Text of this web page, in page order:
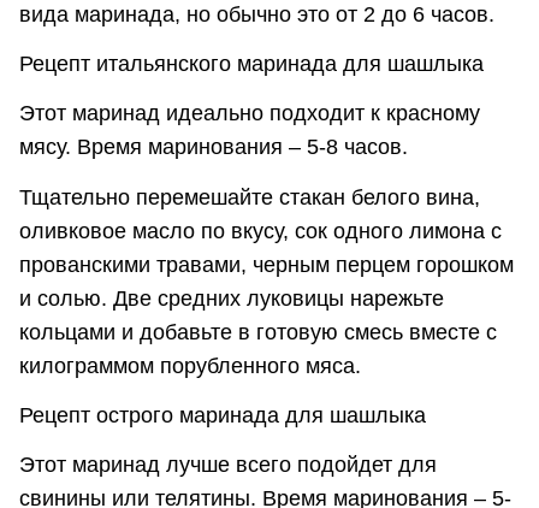
вида маринада, но обычно это от 2 до 6 часов.
Рецепт итальянского маринада для шашлыка
Этот маринад идеально подходит к красному
мясу. Время маринования – 5-8 часов.
Тщательно перемешайте стакан белого вина,
оливковое масло по вкусу, сок одного лимона с
прованскими травами, черным перцем горошком
и солью. Две средних луковицы нарежьте
кольцами и добавьте в готовую смесь вместе с
килограммом порубленного мяса.
Рецепт острого маринада для шашлыка
Этот маринад лучше всего подойдет для
свинины или телятины. Время маринования – 5-